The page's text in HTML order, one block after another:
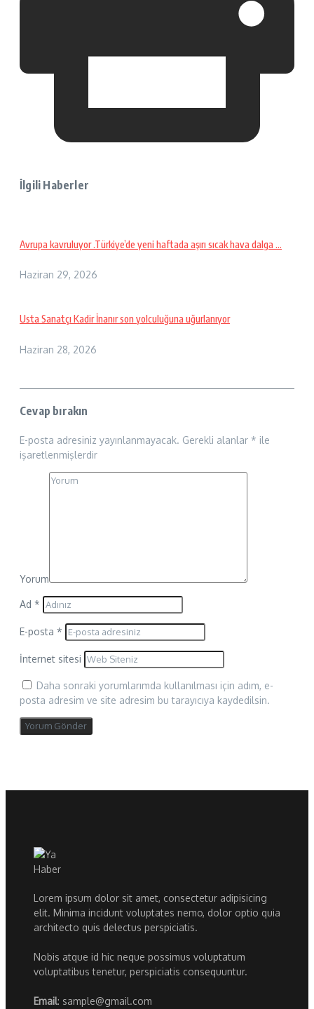
İlgili Haberler
Avrupa kavruluyor .Türkiye’de yeni haftada aşırı sıcak hava dalga ...
Haziran 29, 2026
Usta Sanatçı Kadir İnanır son yolculuğuna uğurlanıyor
Haziran 28, 2026
Cevap bırakın
E-posta adresiniz yayınlanmayacak. Gerekli alanlar * ile
işaretlenmişlerdir
Yorum
Ad *
E-posta *
İnternet sitesi
Daha sonraki yorumlarımda kullanılması için adım, e-
posta adresim ve site adresim bu tarayıcıya kaydedilsin.
Lorem ipsum dolor sit amet, consectetur adipisicing
elit. Minima incidunt voluptates nemo, dolor optio quia
architecto quis delectus perspiciatis.
Nobis atque id hic neque possimus voluptatum
voluptatibus tenetur, perspiciatis consequuntur.
Email: sample@gmail.com